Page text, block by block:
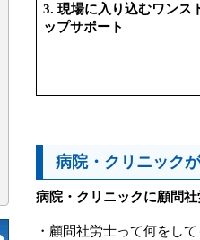
3. 現場に入り込むワンス
ップサポート
病院・クリニック
病院・クリニックに顧問
・顧問社労士って何をし